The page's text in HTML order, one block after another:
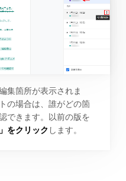
集箇所が表示されま
の場合は、誰がどの箇
できます。以前の版を
をクリック します。